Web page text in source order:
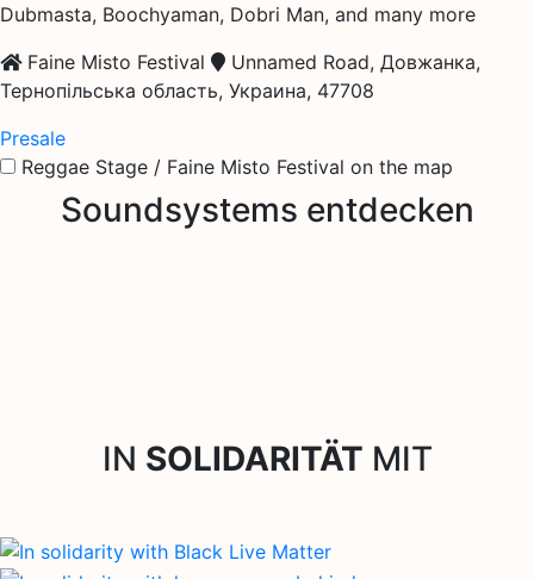
Dubmasta, Boochyaman, Dobri Man, and many more
Faine Misto Festival
Unnamed Road, Довжанка,
Тернопільська область, Украина, 47708
Presale
Reggae Stage / Faine Misto Festival on the map
Soundsystems entdecken
IN SOLIDARITÄT MIT